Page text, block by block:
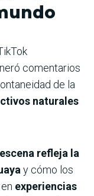
comentarios
de la
naturales
escena refleja la
y cómo los
experiencias